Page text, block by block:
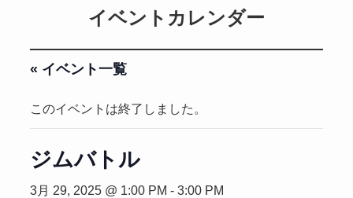
イベントカレンダー
« イベント一覧
このイベントは終了しました。
ジムバトル
3月 29, 2025 @ 1:00 PM - 3:00 PM